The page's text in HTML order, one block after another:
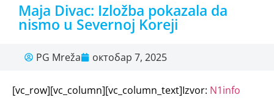
Maja Divac: Izložba pokazala da
nismo u Severnoj Koreji
PG Mreža октобар 7, 2025
[vc_row][vc_column][vc_column_text]Izvor: N1info